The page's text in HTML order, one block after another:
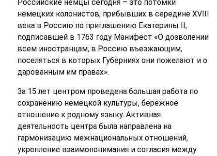
Российские немцы сегодня – это потомки
немецких колонистов, прибывших в середине XVIII
века в Россию по приглашению Екатерины II,
подписавшей в 1763 году Манифест «О дозволении
всем иностранцам, в Россию въезжающим,
поселяться в которых Губерниях они пожелают и о
дарованным им правах».
За 15 лет центром проведена большая работа по
сохранению немецкой культуры, бережное
отношение к родному языку. Активная
деятельность центра была направлена на
гармонизацию межнациональных отношений,
укрепление взаимопонимания и согласия между